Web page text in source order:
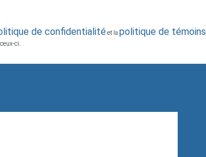
de confidentialitéet la politique de témoins
ci.